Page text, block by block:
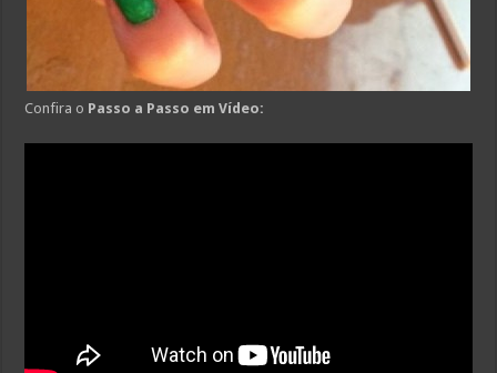
Confira o Passo a Passo em Vídeo: